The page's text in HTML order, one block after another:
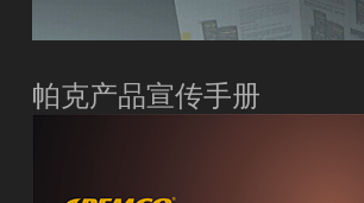
帕克产品宣传手册